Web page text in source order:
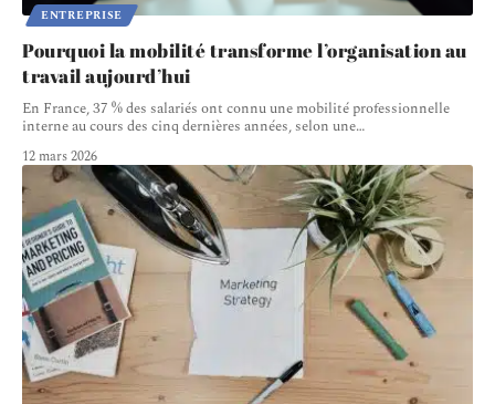
ENTREPRISE
Pourquoi la mobilité transforme l’organisation au
travail aujourd’hui
En France, 37 % des salariés ont connu une mobilité professionnelle
interne au cours des cinq dernières années, selon une…
12 mars 2026